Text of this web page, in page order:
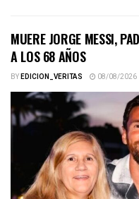
MUERE JORGE MESSI,
A LOS 68 AÑOS
BYEDICION_VERITAS 08/08/2026